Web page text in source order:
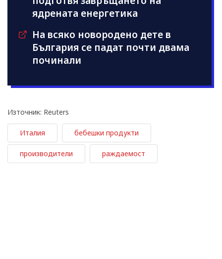
ядрената енергетика
На всяко новородено дете в
България се падат почти двама
починали
Източник: Reuters
Италия бебешки продукти
производители раждаемост